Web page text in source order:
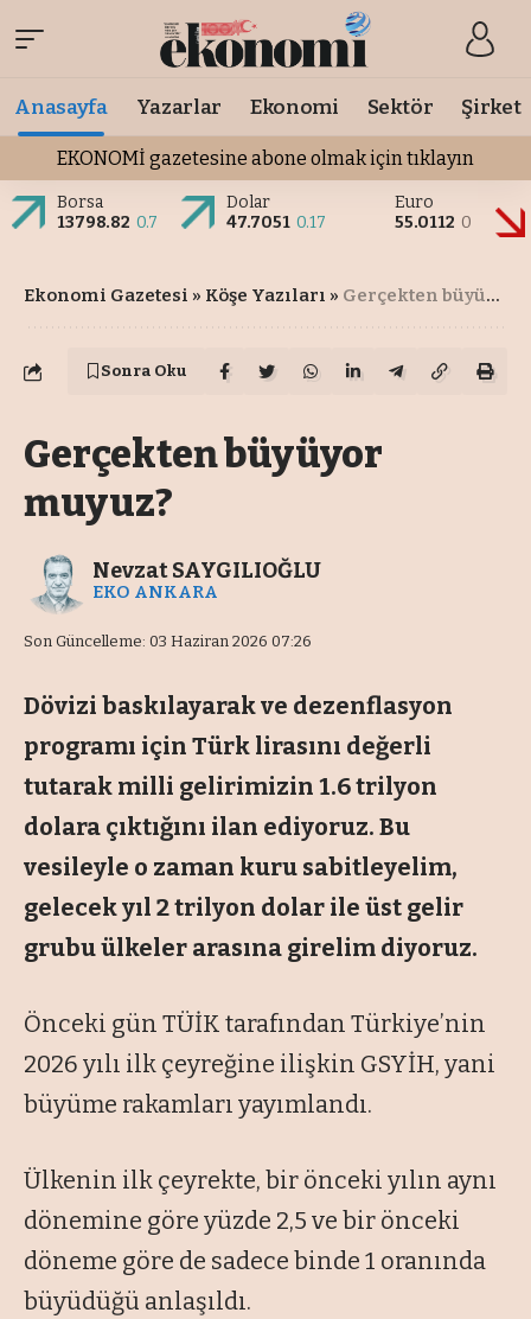
Anasayfa Yazarlar Ekonomi Sektör Şirket
EKONOMİ gazetesine abone olmak için tıklayın
Borsa
13798.82 0.7
Dolar
47.7051 0.17
Euro
55.0112 0
Ekonomi Gazetesi » Köşe Yazıları » Gerçekten büyüyor muyuz?
Sonra Oku
Gerçekten büyüyor
muyuz?
Son Güncelleme: 03 Haziran 2026 07:26
Nevzat SAYGILIOĞLU
EKO ANKARA
Dövizi baskılayarak ve dezenflasyon
programı için Türk lirasını değerli
tutarak milli gelirimizin 1.6 trilyon
dolara çıktığını ilan ediyoruz. Bu
vesileyle o zaman kuru sabitleyelim,
gelecek yıl 2 trilyon dolar ile üst gelir
grubu ülkeler arasına girelim diyoruz.
Önceki gün TÜİK tarafından Türkiye’nin
2026 yılı ilk çeyreğine ilişkin GSYİH, yani
büyüme rakamları yayımlandı.
Ülkenin ilk çeyrekte, bir önceki yılın aynı
dönemine göre yüzde 2,5 ve bir önceki
döneme göre de sadece binde 1 oranında
büyüdüğü anlaşıldı.